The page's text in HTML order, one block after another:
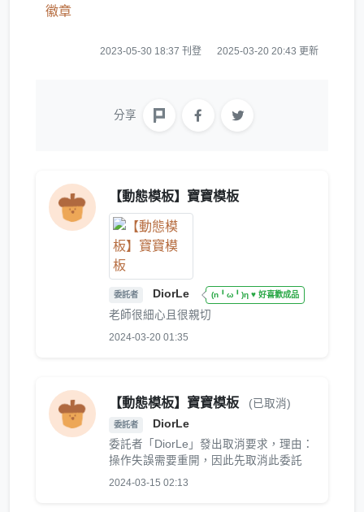
徽章
2023-05-30 18:37 刊登 2025-03-20 20:43 更新
分享
【動態模板】寶寶模板
委託者 DiorLe (n╹ω╹)η ♥ 好喜歡成品
老師很細心且很親切
2024-03-20 01:35
【動態模板】寶寶模板 (已取消)
委託者
DiorLe
委託者「DiorLe」發出取消要求，理由：
操作失誤需要重開，因此先取消此委託
2024-03-15 02:13